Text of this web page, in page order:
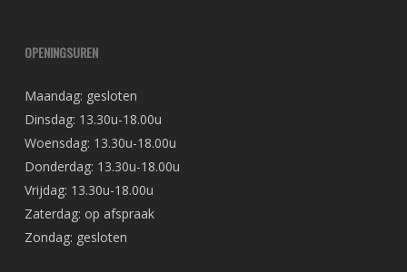
OPENINGSUREN
Maandag: gesloten
Dinsdag: 13.30u-18.00u
Woensdag: 13.30u-18.00u
Donderdag: 13.30u-18.00u
Vrijdag: 13.30u-18.00u
Zaterdag: op afspraak
Zondag: gesloten